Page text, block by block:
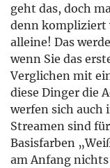
geht das, doch
denn kompliziert
alleine! Das
wenn Sie das
Verglichen mit
diese Dinger die
werfen sich auch
Streamen sind
Basisfarben
am Anfang